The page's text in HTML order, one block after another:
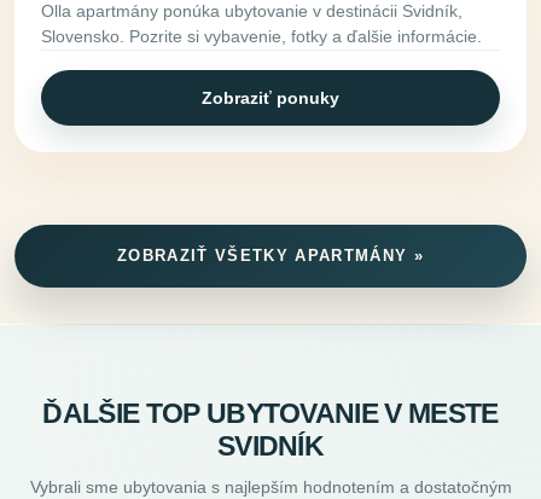
Olla apartmány ponúka ubytovanie v destinácii Svidník,
Slovensko. Pozrite si vybavenie, fotky a ďalšie informácie.
Zobraziť ponuky
ZOBRAZIŤ VŠETKY APARTMÁNY »
ĎALŠIE TOP UBYTOVANIE V MESTE
SVIDNÍK
Vybrali sme ubytovania s najlepším hodnotením a dostatočným